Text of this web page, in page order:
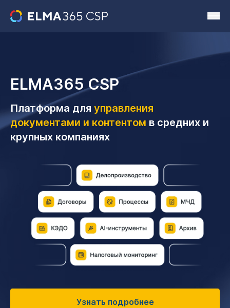
ELMA365 CSP
Платформа для управления
документами и контентом в средних и
крупных компаниях
Узнать подробнее